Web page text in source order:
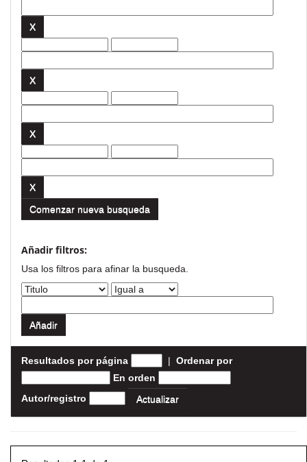
Comenzar nueva busqueda
Añadir filtros:
Usa los filtros para afinar la busqueda.
Resultados por página | Ordenar por
En orden
Autor/registro